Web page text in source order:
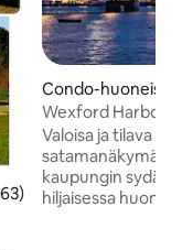
arvio 4,9/5,
Condo-huoneisto
Wexford
holiday base
Valoisa ja tilava
satamanäkymät,
kaupungin sydämessä. Se
hiljaisessa